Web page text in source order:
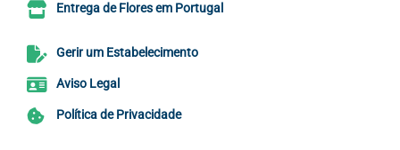
Entrega de Flores em Portugal
Gerir um Estabelecimento
Aviso Legal
Política de Privacidade